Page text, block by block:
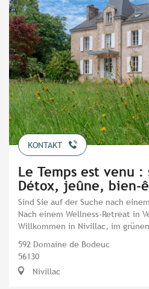
KONTAKT
Le Temps est venu :
Détox, jeûne, bien-
Sind Sie auf der Suche nach
Nach einem Wellness-Retreat in
Willkommen in Nivillac, im
592 Domaine de Bodeuc
56130
Nivillac